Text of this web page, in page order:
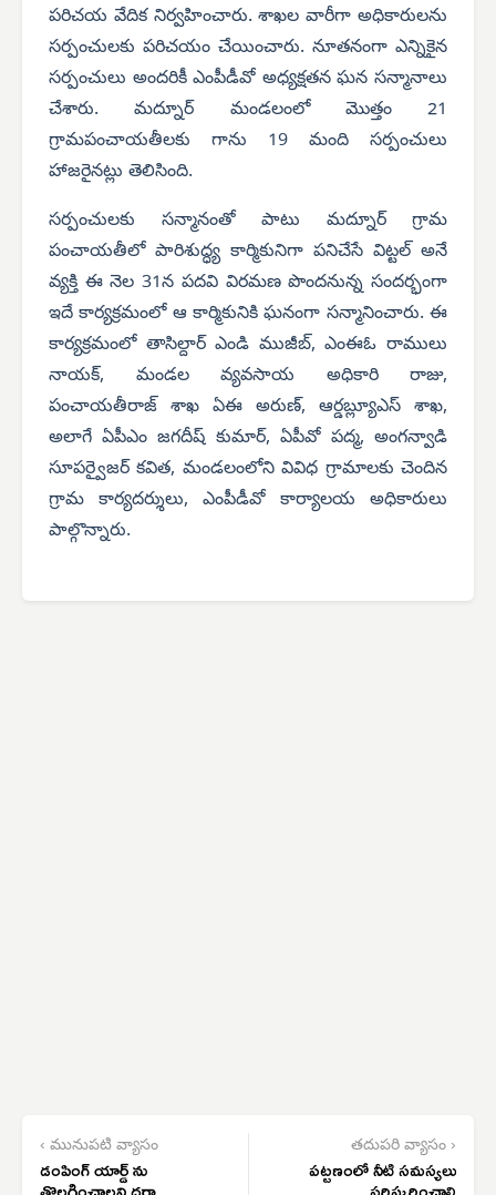
పరిచయ వేదిక నిర్వహించారు. శాఖల వారీగా అధికారులను
సర్పంచులకు పరిచయం చేయించారు. నూతనంగా ఎన్నికైన
సర్పంచులు అందరికీ ఎంపీడీవో అధ్యక్షతన ఘన సన్మానాలు
చేశారు. మద్నూర్ మండలంలో మొత్తం 21
గ్రామపంచాయతీలకు గాను 19 మంది సర్పంచులు
హాజరైనట్లు తెలిసింది.
సర్పంచులకు సన్మానంతో పాటు మద్నూర్ గ్రామ
పంచాయతీలో పారిశుద్ధ్య కార్మికునిగా పనిచేసే విట్టల్ అనే
వ్యక్తి ఈ నెల 31న పదవి విరమణ పొందనున్న సందర్భంగా
ఇదే కార్యక్రమంలో ఆ కార్మికునికి ఘనంగా సన్మానించారు. ఈ
కార్యక్రమంలో తాసిల్దార్ ఎండి ముజీబ్, ఎంఈఓ రాములు
నాయక్, మండల వ్యవసాయ అధికారి రాజు,
పంచాయతీరాజ్ శాఖ ఏఈ అరుణ్, ఆర్డబ్ల్యూఎస్ శాఖ,
అలాగే ఏపీఎం జగదీష్ కుమార్, ఏపీవో పద్మ, అంగన్వాడి
సూపర్వైజర్ కవిత, మండలంలోని వివిధ గ్రామాలకు చెందిన
గ్రామ కార్యదర్శులు, ఎంపీడీవో కార్యాలయ అధికారులు
పాల్గొన్నారు.
‹ మునుపటి వ్యాసం
డంపింగ్ యార్డ్ ను
తదుపరి వ్యాసం ›
పట్టణంలో నీటి సమస్యలు